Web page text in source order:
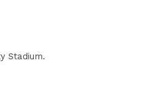
Stadium.